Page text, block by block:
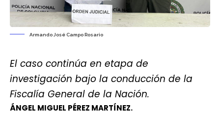
Armando José Campo Rosario
El caso continúa en etapa de
investigación bajo la conducción de la
Fiscalía General de la Nación.
ÁNGEL MIGUEL PÉREZ MARTÍNEZ.